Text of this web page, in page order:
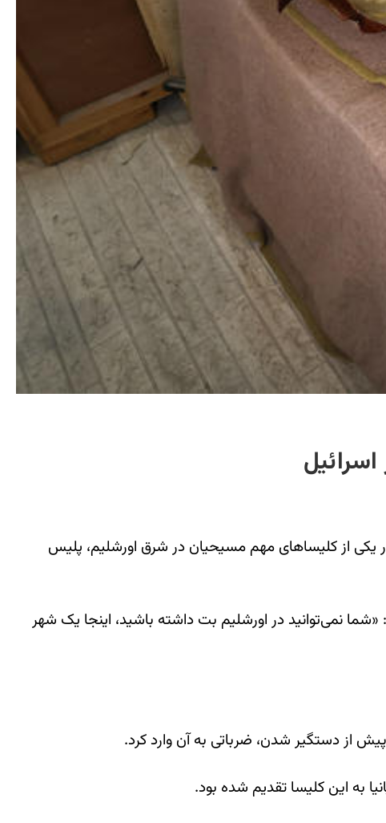
به مجسمه عیسی مسیح در یکی از کلیساهای مهم مسیحیان در شرق اورشلیم، پلیس
نمی‌توانید در اورشلیم بت داشته باشید، اینجا یک شهر
از دستگیر شدن، ضرباتی به آن وارد کرد.